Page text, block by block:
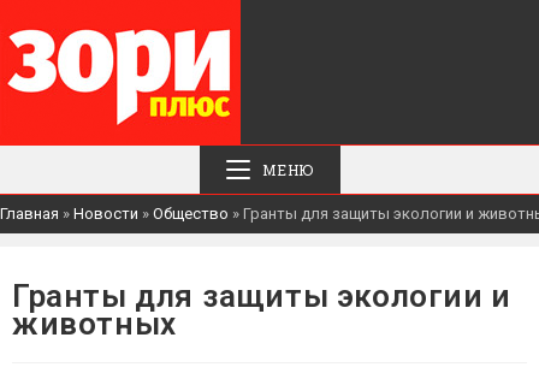
МЕНЮ
Главная » Новости » Общество » Гранты для защиты экологии и
Гранты для защиты экологии и
животных